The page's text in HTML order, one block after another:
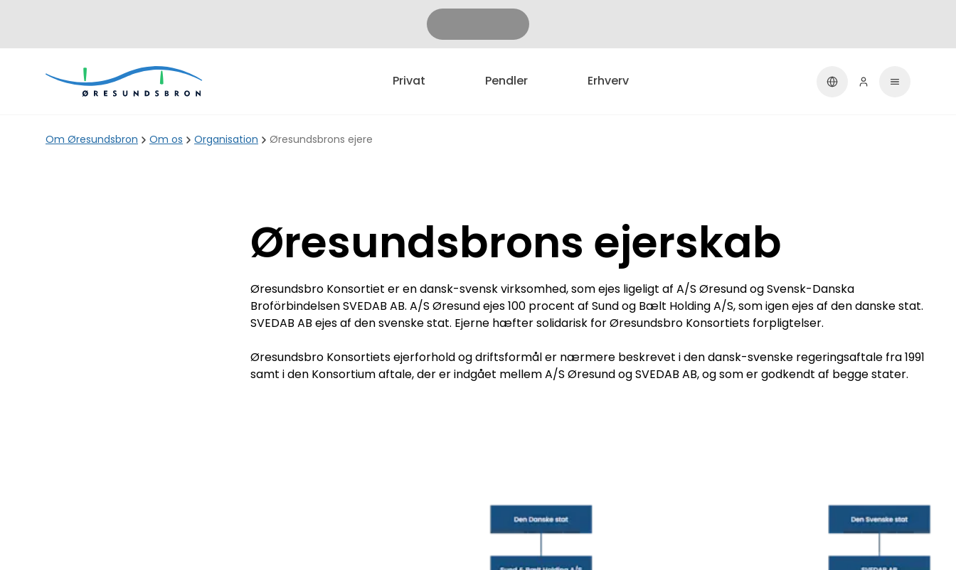
Privat Pendler Erhverv
Om Øresundsbron Om os Organisation Øresundsbrons ejere
Øresundsbrons ejerskab
Øresundsbro Konsortiet er en dansk-svensk virksomhed, som ejes ligeligt af A/S Øresund og Svensk-Danska
Broförbindelsen SVEDAB AB. A/S Øresund ejes 100 procent af Sund og Bælt Holding A/S, som igen ejes af den danske stat.
SVEDAB AB ejes af den svenske stat. Ejerne hæfter solidarisk for Øresundsbro Konsortiets forpligtelser.
Øresundsbro Konsortiets ejerforhold og driftsformål er nærmere beskrevet i den dansk-svenske regeringsaftale fra 1991
samt i den Konsortium aftale, der er indgået mellem A/S Øresund og SVEDAB AB, og som er godkendt af begge stater.